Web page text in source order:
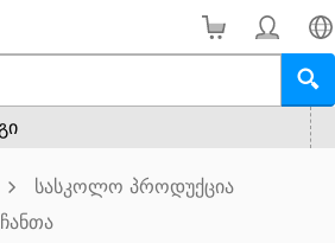
სასკოლო პროდუქცია